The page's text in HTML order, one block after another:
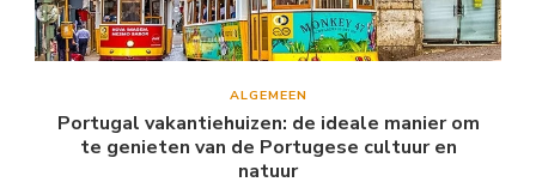
ALGEMEEN
Portugal vakantiehuizen: de ideale manier om
te genieten van de Portugese cultuur en
natuur